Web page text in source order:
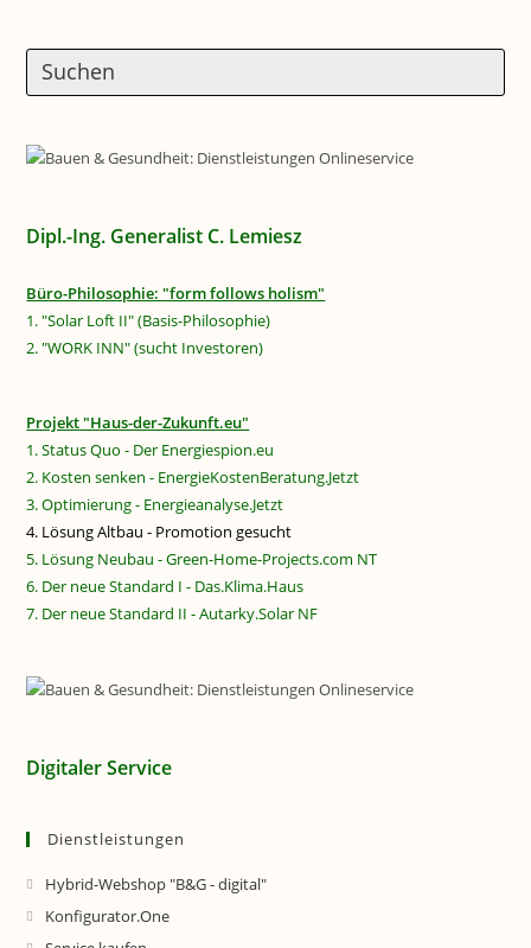
Dipl.-Ing. Generalist C. Lemiesz
Büro-Philosophie: "form follows holism"
1. "Solar Loft II" (Basis-Philosophie)
2. "WORK INN" (sucht Investoren)
Projekt "Haus-der-Zukunft.eu"
1. Status Quo - Der Energiespion.eu
2. Kosten senken - EnergieKostenBeratung.Jetzt
3. Optimierung - Energieanalyse.Jetzt
4. Lösung Altbau - Promotion gesucht
5. Lösung Neubau - Green-Home-Projects.com NT
6. Der neue Standard I - Das.Klima.Haus
7. Der neue Standard II - Autarky.Solar NF
Digitaler Service
Dienstleistungen
Hybrid-Webshop "B&G - digital"
Konfigurator.One